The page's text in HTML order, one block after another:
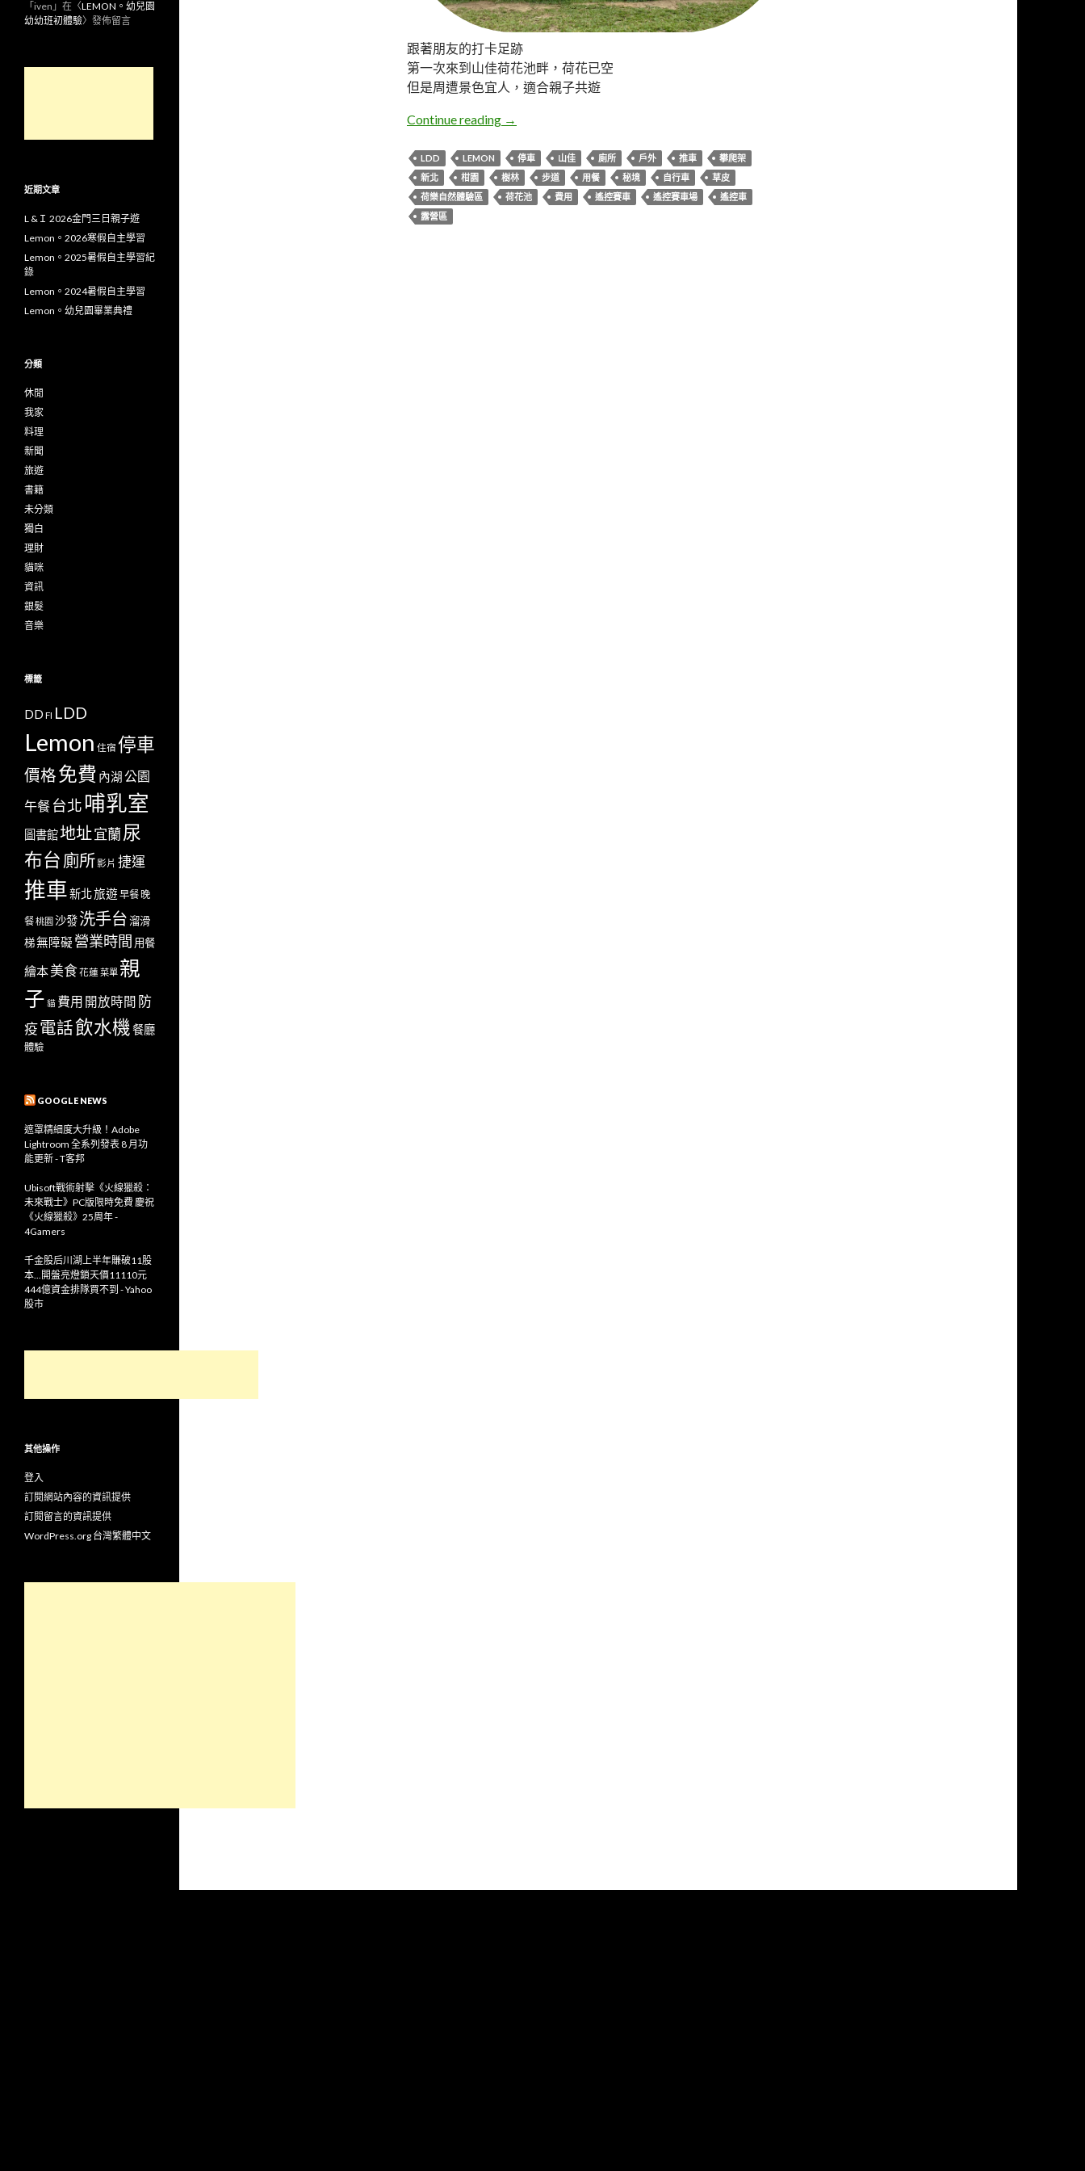
跟著朋友的打卡足跡
第一次來到山佳荷花池畔，荷花已空
但是周遭景色宜人，適合親子共遊
Continue reading 新北樹林。山佳荷花池步道+荷樂自然體驗區
→
LDD LEMON 停車 山佳 廁所 戶外 推車
攀爬架
新北
柑園 樹林 步道 用餐 秘境 自行車
草皮
荷樂自然體驗區
荷花池 費用 遙控賽車 遙控賽車場
遙控車
露營區
「 iven 」在〈LEMON。幼兒園
幼幼班初體驗〉發佈留言
近期文章
L &Ｉ 2026金門三日親子遊
Lemon。2026寒假自主學習
Lemon。2025暑假自主學習紀
錄
Lemon。2024暑假自主學習
Lemon。幼兒園畢業典禮
分類
休閒
我家
料理
新聞
旅遊
書籍
未分類
獨白
理財
貓咪
資訊
銀髮
音樂
標籤
DD FI LDD
Lemon 住宿 停車
價格免費 內湖 公園
午餐 台北 哺乳室
圖書館地址宜蘭尿
布台 廁所影片 捷運
推車新北旅遊 早餐 晚
餐桃園 沙發洗手台溜滑
梯無障礙 營業時間 用餐
繪本美食花蓮 菜單 親
子 貓 費用 開放時間 防
疫電話飲水機餐廳
體驗
GOOGLE NEWS
遮罩精細度大升級！Adobe
Lightroom 全系列發表 8 月功
能更新 - T客邦
Ubisoft戰術射擊《火線獵殺：
未來戰士》PC版限時免費 慶祝
《火線獵殺》25周年 -
4Gamers
千金股后川湖上半年賺破11股
本...開盤亮燈鎖天價11110元
444億資金排隊買不到 - Yahoo
股市
其他操作
登入
訂閱網站內容的資訊提供
訂閱留言的資訊提供
WordPress.org 台灣繁體中文